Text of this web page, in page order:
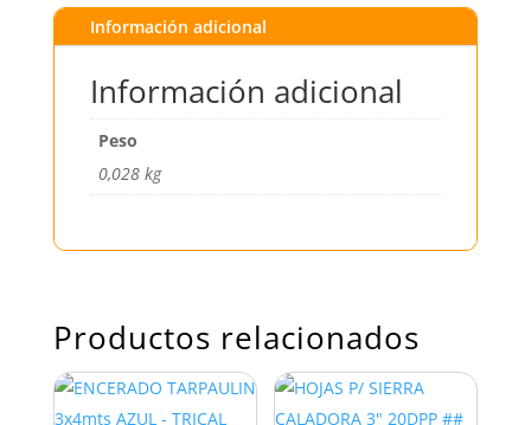
Información adicional
Información adicional
Peso
0,028 kg
Productos relacionados